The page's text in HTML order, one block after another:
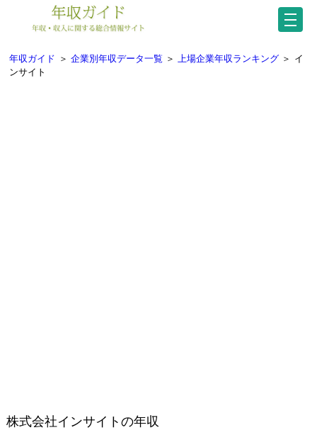
年収ガイド ＞ 企業別年収データ一覧 ＞ 上場企業年収ランキング ＞ イ
ンサイト
株式会社インサイトの年収